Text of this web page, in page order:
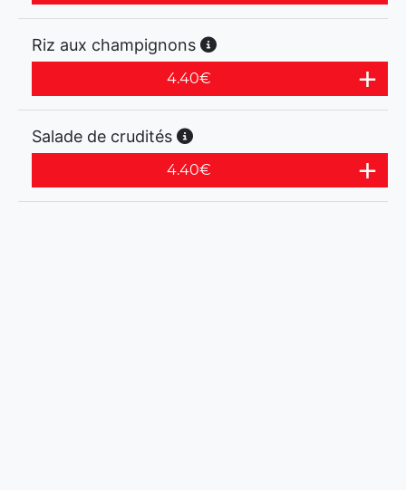
Riz aux champignons
4.40€
Salade de crudités
4.40€